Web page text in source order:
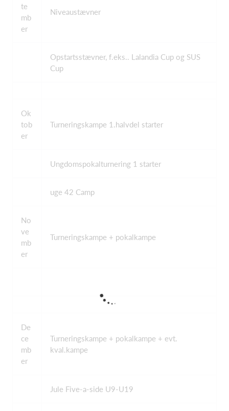
te
mb
er
Niveaustævner
Opstartsstævner, f.eks.. Lalandia Cup og SUS
Cup
Ok
tob
er
Turneringskampe 1.halvdel starter
Ungdomspokalturnering 1 starter
uge 42 Camp
No
ve
mb
er
Turneringskampe + pokalkampe
De
ce
mb
er
Turneringskampe + pokalkampe + evt.
kval.kampe
Jule Five-a-side U9-U19